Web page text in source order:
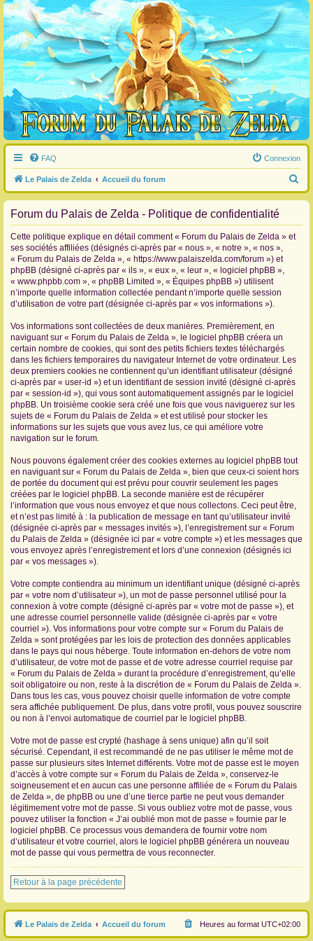
FAQ Connexion
Le Palais de Zelda Accueil du forum
e
Forum du Palais de Zelda - Politique de confidentialité
Cette politique explique en détail comment « Forum du Palais de Zelda » et
ses sociétés affiliées (désignés ci-après par « nous », « notre », « nos »,
« Forum du Palais de Zelda », « https://www.palaiszelda.com/forum ») et
phpBB (désigné ci-après par « ils », « eux », « leur », « logiciel phpBB »,
« www.phpbb.com », « phpBB Limited », « Équipes phpBB ») utilisent
n’importe quelle information collectée pendant n’importe quelle session
d’utilisation de votre part (désignée ci-après par « vos informations »).
Vos informations sont collectées de deux manières. Premièrement, en
naviguant sur « Forum du Palais de Zelda », le logiciel phpBB créera un
certain nombre de cookies, qui sont des petits fichiers textes téléchargés
dans les fichiers temporaires du navigateur Internet de votre ordinateur. Les
deux premiers cookies ne contiennent qu’un identifiant utilisateur (désigné
ci-après par « user-id ») et un identifiant de session invité (désigné ci-après
par « session-id »), qui vous sont automatiquement assignés par le logiciel
phpBB. Un troisième cookie sera créé une fois que vous naviguerez sur les
sujets de « Forum du Palais de Zelda » et est utilisé pour stocker les
informations sur les sujets que vous avez lus, ce qui améliore votre
navigation sur le forum.
Nous pouvons également créer des cookies externes au logiciel phpBB tout
en naviguant sur « Forum du Palais de Zelda », bien que ceux-ci soient hors
de portée du document qui est prévu pour couvrir seulement les pages
créées par le logiciel phpBB. La seconde manière est de récupérer
l’information que vous nous envoyez et que nous collectons. Ceci peut être,
et n’est pas limité à : la publication de message en tant qu’utilisateur invité
(désignée ci-après par « messages invités »), l’enregistrement sur « Forum
du Palais de Zelda » (désignée ici par « votre compte ») et les messages que
vous envoyez après l’enregistrement et lors d’une connexion (désignés ici
par « vos messages »).
Votre compte contiendra au minimum un identifiant unique (désigné ci-après
par « votre nom d’utilisateur »), un mot de passe personnel utilisé pour la
connexion à votre compte (désigné ci-après par « votre mot de passe »), et
une adresse courriel personnelle valide (désignée ci-après par « votre
courriel »). Vos informations pour votre compte sur « Forum du Palais de
Zelda » sont protégées par les lois de protection des données applicables
dans le pays qui nous héberge. Toute information en-dehors de votre nom
d’utilisateur, de votre mot de passe et de votre adresse courriel requise par
« Forum du Palais de Zelda » durant la procédure d’enregistrement, qu’elle
soit obligatoire ou non, reste à la discrétion de « Forum du Palais de Zelda ».
Dans tous les cas, vous pouvez choisir quelle information de votre compte
sera affichée publiquement. De plus, dans votre profil, vous pouvez souscrire
ou non à l’envoi automatique de courriel par le logiciel phpBB.
Votre mot de passe est crypté (hashage à sens unique) afin qu’il soit
sécurisé. Cependant, il est recommandé de ne pas utiliser le même mot de
passe sur plusieurs sites Internet différents. Votre mot de passe est le moyen
d’accès à votre compte sur « Forum du Palais de Zelda », conservez-le
soigneusement et en aucun cas une personne affiliée de « Forum du Palais
de Zelda », de phpBB ou une d’une tierce partie ne peut vous demander
légitimement votre mot de passe. Si vous oubliez votre mot de passe, vous
pouvez utiliser la fonction « J’ai oublié mon mot de passe » fournie par le
logiciel phpBB. Ce processus vous demandera de fournir votre nom
d’utilisateur et votre courriel, alors le logiciel phpBB générera un nouveau
mot de passe qui vous permettra de vous reconnecter.
Retour à la page précédente
Le Palais de Zelda Accueil du forum Heures au format UTC+02:00